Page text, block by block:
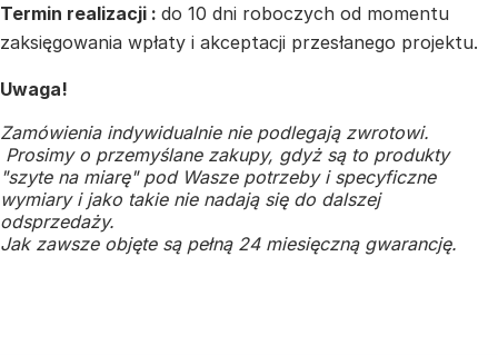
Termin realizacji : do 10 dni roboczych od momentu
zaksięgowania wpłaty i akceptacji przesłanego projektu.
Uwaga!
Zamówienia indywidualnie nie podlegają zwrotowi.
Prosimy o przemyślane zakupy, gdyż są to produkty
"szyte na miarę" pod Wasze potrzeby i specyficzne
wymiary i jako takie nie nadają się do dalszej
odsprzedaży.
Jak zawsze objęte są pełną 24 miesięczną gwarancję.